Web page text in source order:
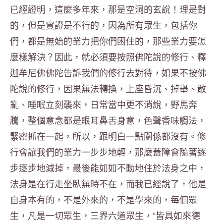
已經證明，這麼多年來，那是空洞的玄說！理是對
的，但是實證是不行的，因為所有眾生，包括你
們，都是無始的業力把你們困住的，那些業力要怎
麼樣解決？因此，就必須要按照佛陀說的修行、釋
迦牟尼佛佛陀告訴我們的修行去對待，如果不按佛
陀說的修行，因果無法轉換，上座昏沉、掉舉、散
亂、睡眠立刻襲來，日常當中更不消說，野馬奔
騰，整個意念都是眼耳鼻舌身意，色聲香味觸法，
緊密抓在一起，所以，跟明白一點關係都沒有。修
行會讓我們的業力一步步地輕，那麼蓋障會隨著逐
步逐步地減掉，最後能如如不動地住於法身之中，
法身是在行走坐臥無時不在，而我已經說了，他是
自身本有的，不是外來的，不是學來的，每個眾
生，凡是一切眾生，三界六道眾生，“皆具如來德